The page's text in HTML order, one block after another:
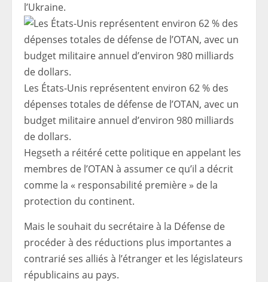
l’Ukraine.
Les États-Unis représentent environ 62 % des
dépenses totales de défense de l’OTAN, avec un
budget militaire annuel d’environ 980 milliards
de dollars.
Hegseth a réitéré cette politique en appelant les
membres de l’OTAN à assumer ce qu’il a décrit
comme la « responsabilité première » de la
protection du continent.
Mais le souhait du secrétaire à la Défense de
procéder à des réductions plus importantes a
contrarié ses alliés à l’étranger et les législateurs
républicains au pays.